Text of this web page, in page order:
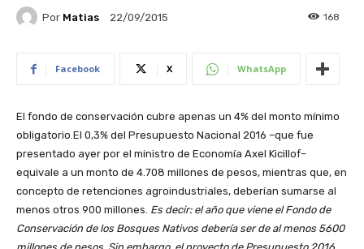
Por Matias 22/09/2015 168
Facebook X WhatsApp
El fondo de conservación cubre apenas un 4% del monto mínimo
obligatorio.El 0,3% del Presupuesto Nacional 2016 –que fue
presentado ayer por el ministro de Economía Axel Kicillof–
equivale a un monto de 4.708 millones de pesos, mientras que, en
concepto de retenciones agroindustriales, deberían sumarse al
menos otros 900 millones. Es decir: el año que viene el Fondo de
Conservación de los Bosques Nativos debería ser de al menos 5600